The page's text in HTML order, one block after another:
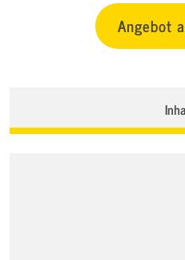
Angebot